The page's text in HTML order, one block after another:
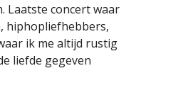
Laatste concert waar
hiphopliefhebbers,
ik me altijd rustig
liefde gegeven